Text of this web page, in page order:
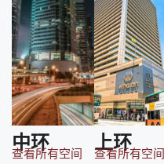
中环
查看所有空间 上环
查看所有空间